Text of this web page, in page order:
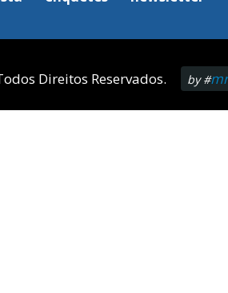
Direitos Reservados. by #